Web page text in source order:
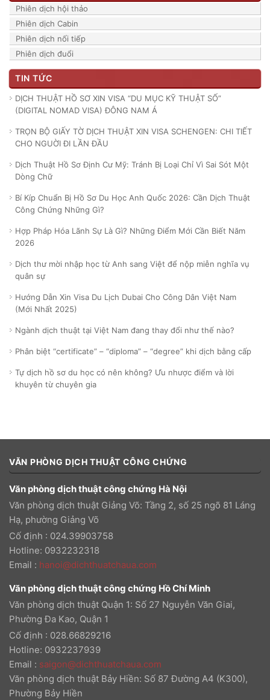
Phiên dịch hội thảo
Phiên dịch Cabin
Phiên dịch nối tiếp
Phiên dịch đuổi
TIN TỨC
DỊCH THUẬT HỒ SƠ XIN VISA “DU MỤC KỸ THUẬT SỐ”
(DIGITAL NOMAD VISA) ĐÔNG NAM Á
TRỌN BỘ GIẤY TỜ DỊCH THUẬT XIN VISA SCHENGEN: CHI TIẾT
CHO NGUỜI ĐI LẦN ĐẦU
Dịch Thuật Hồ Sơ Định Cư Mỹ: Tránh Bị Loại Chỉ Vì Sai Sót Một
Dòng Chữ
Bí Kíp Chuẩn Bị Hồ Sơ Du Học Anh Quốc 2026: Cần Dịch Thuật
Công Chứng Những Gì?
Hợp Pháp Hóa Lãnh Sự Là Gì? Những Điểm Mới Cần Biết Năm
2026
Dịch thư mời nhập học từ Anh sang Việt để nộp miễn nghĩa vụ
quân sự
Hướng Dẫn Xin Visa Du Lịch Dubai Cho Công Dân Việt Nam
(Mới Nhất 2025)
Ngành dịch thuật tại Việt Nam đang thay đổi như thế nào?
Phân biệt “certificate” – “diploma” – “degree” khi dịch bằng cấp
Tự dịch hồ sơ du học có nên không? Ưu nhược điểm và lời
khuyên từ chuyên gia
VĂN PHÒNG DỊCH THUẬT CÔNG CHỨNG
Văn phòng dịch thuật công chứng Hà Nội
Văn phòng dịch thuật Giảng Võ: Tầng 2, số 25 ngõ 81 Láng
Hạ, phường Giảng Võ
Cố định : 024.39903758
Hotline: 0932232318
Email : hanoi@dichthuatchaua.com
Văn phòng dịch thuật công chứng Hồ Chí Minh
Văn phòng dịch thuật Quận 1: Số 27 Nguyễn Văn Giai,
Phường Đa Kao, Quận 1
Cố định : 028.66829216
Hotline: 0932237939
Email : saigon@dichthuatchaua.com
Văn phòng dịch thuật Bảy Hiền: Số 87 Đường A4 (K300),
Phường Bảy Hiền